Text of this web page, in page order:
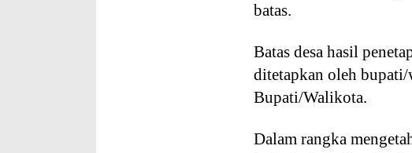
batas.
Batas desa hasil
ditetapkan oleh
Bupati/Walikota.
Dalam rangka